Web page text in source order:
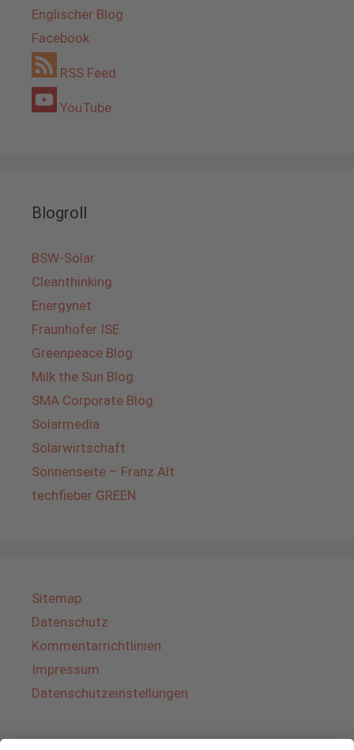
Englischer Blog
Facebook
RSS Feed
YouTube
Blogroll
BSW-Solar
Cleanthinking
Energynet
Fraunhofer ISE
Greenpeace Blog
Milk the Sun Blog
SMA Corporate Blog
Solarmedia
Solarwirtschaft
Sonnenseite – Franz Alt
techfieber GREEN
Sitemap
Datenschutz
Kommentarrichtlinien
Impressum
Datenschutzeinstellungen